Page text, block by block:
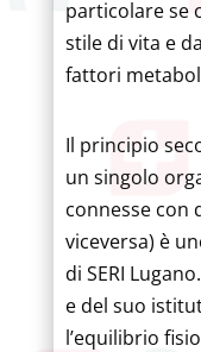
particolare se
stile di vita e
fattori
Il principio
un singolo
connesse con
viceversa) è
di SERI
e del suo
l’equilibrio